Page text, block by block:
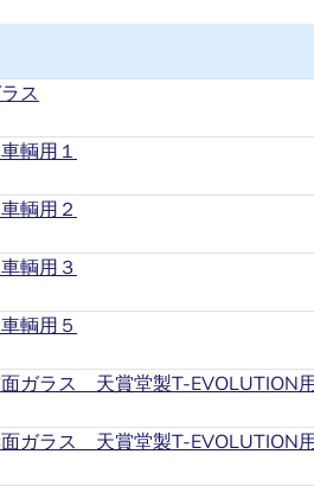
ス
輌用１
輌用２
輌用３
輌用５
ガラス 天賞堂製T-EVOLUTION
ガラス 天賞堂製T-EVOLUTION